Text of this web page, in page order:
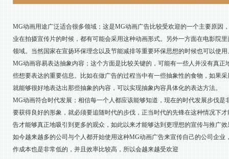
MG动画用途广泛适合很多领域；这是MG动画广告比较受欢迎的一个主要原
业在拍摄宣传片的时候，都有可能会采用这种动画形式。另外一方面在电影院
领域。当然国家在宣扬环保理念以及节能减排等重要环保思想的时候也可以使用
MG动画容易表达抽象内容；这个方面是比较关键的，可能有一些人并没有真
些想要表达的重要信息。比如在做广告的过程当中有一些抽象性的食物，如果
就能够很好地表达出那些抽象的内容，可以实现抽象内容具体化的表达方法。
MG动画符合时代发展；相信每一个人都应该能够知道，现在的时代发展步伐
要获得良好的形象，就必须要追随时代的步伐，正当时代的先锋在这种情况下
告才能够真正地吸引到更多的观众，如此以来才能够达到更理想的宣传与推广效
如今越来越多的公司与个人都开始使用这种MG动画广告来宣传自己的公司企
作成本也是非常低的，并且效率比较高，所以会越来越受欢迎